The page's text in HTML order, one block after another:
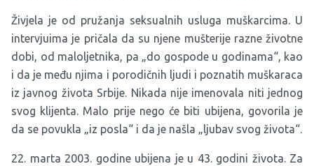
Živjela je od pružanja seksualnih usluga muškarcima. U
intervjuima je pričala da su njene mušterije razne životne
dobi, od maloljetnika, pa „do gospode u godinama“, kao
i da je među njima i porodičnih ljudi i poznatih muškaraca
iz javnog života Srbije. Nikada nije imenovala niti jednog
svog klijenta. Malo prije nego će biti ubijena, govorila je
da se povukla „iz posla“ i da je našla „ljubav svog života“.
22. marta 2003. godine ubijena je u 43. godini života. Za